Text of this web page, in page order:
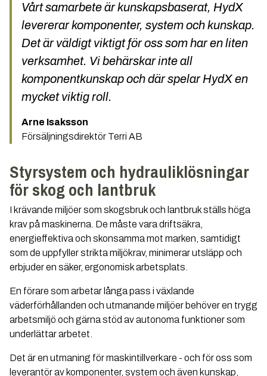
Vårt samarbete är kunskapsbaserat, HydX
levererar komponenter, system och kunskap.
Det är väldigt viktigt för oss som har en liten
verksamhet. Vi behärskar inte all
komponentkunskap och där spelar HydX en
mycket viktig roll.
Arne Isaksson
Försäljningsdirektör Terri AB
Styrsystem och hydrauliklösningar
för skog och lantbruk
I krävande miljöer som skogsbruk och lantbruk ställs höga
krav på maskinerna. De måste vara driftsäkra,
energieffektiva och skonsamma mot marken, samtidigt
som de uppfyller strikta miljökrav, minimerar utsläpp och
erbjuder en säker, ergonomisk arbetsplats.
En förare som arbetar långa pass i växlande
väderförhållanden och utmanande miljöer behöver en trygg
arbetsmiljö och gärna stöd av autonoma funktioner som
underlättar arbetet.
Det är en utmaning för maskintillverkare - och för oss som
leverantör av komponenter, system och även kunskap,